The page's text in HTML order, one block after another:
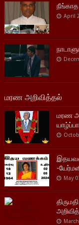
April
மரண அறிவித்தல்
மரண
-
May